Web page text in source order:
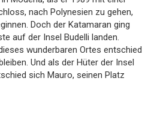
nach Polynesien zu gehen,
Doch der Katamaran ging
auf der Insel Budelli landen.
wunderbaren Ortes entschied
Und als der Hüter der Insel
sich Mauro, seinen Platz